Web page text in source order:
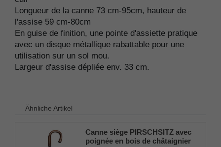
Longueur de la canne 73 cm-95cm, hauteur de
l'assise 59 cm-80cm
En guise de finition, une pointe d'assiette pratique
avec un disque métallique rabattable pour une
utilisation sur un sol mou.
Largeur d'assise dépliée env. 33 cm.
Ähnliche Artikel
Canne siège PIRSCHSITZ avec
poignée en bois de châtaignier